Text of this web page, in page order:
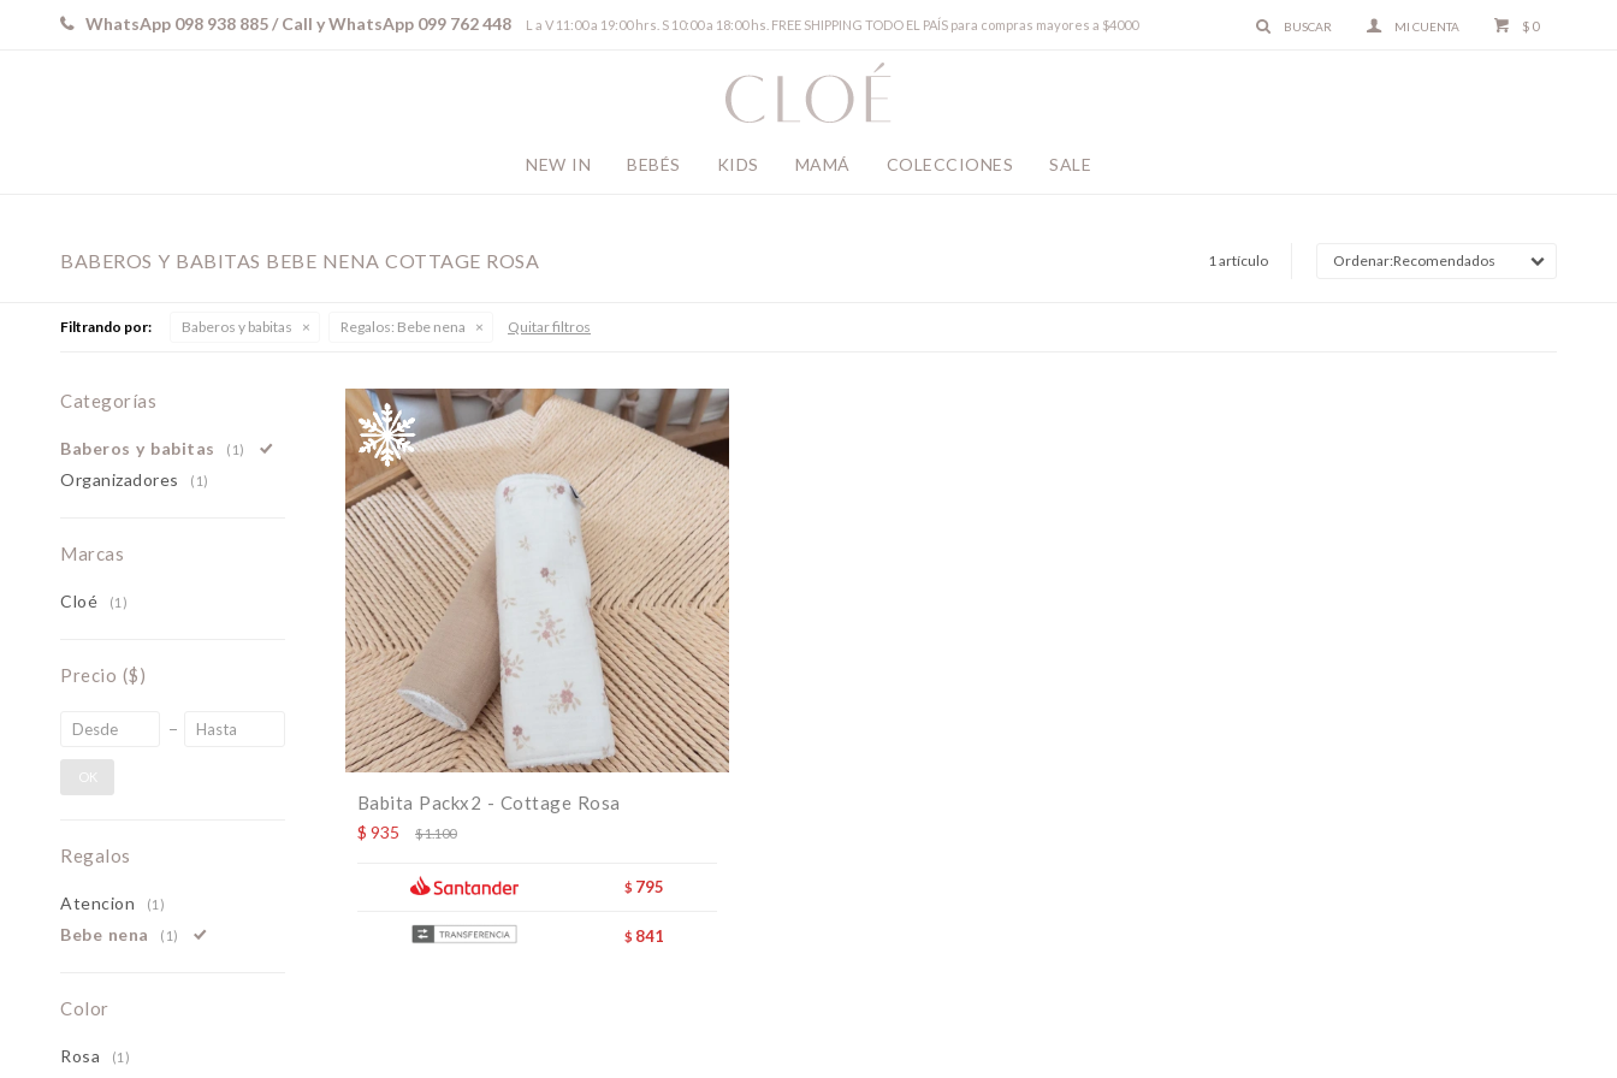
NEW IN BEBÉS KIDS MAMÁ COLECCIONES SALE
$ 0
WhatsApp 098 938 885 / Call y WhatsApp 099 762 448 L a V 11:00 a 19:00 hrs. S 10:00 a 18:00 hs. FREE SHIPPING TODO EL PAÍS para compras mayores a $4000
BABEROS Y BABITAS BEBE NENA COTTAGE ROSA 1 artículo Recomendados
Filtrando por: Baberos y babitas Regalos: Bebe nena Quitar filtros
Babita Packx2 - Cottage Rosa
$ 935 $1.100
$ 795
$ 841
Categorías
Baberos y babitas (1)
Organizadores (1)
Marcas
Cloé (1)
Precio ($)
OK
Regalos
Atencion (1)
Bebe nena (1)
Color
Rosa (1)